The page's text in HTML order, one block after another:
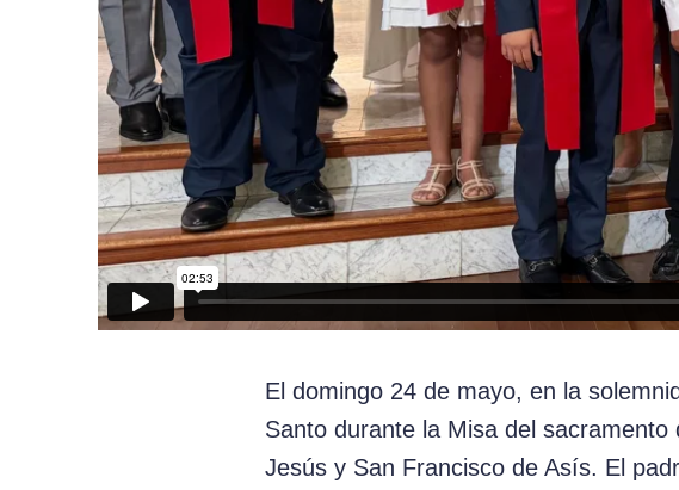
El domingo 24 de mayo, en la
Santo durante la Misa del
Jesús y San Francisco de Asís. El